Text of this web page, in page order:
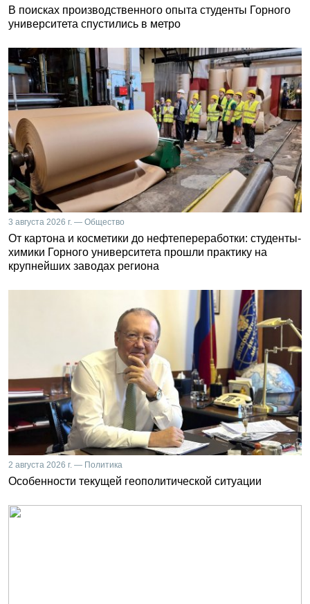
В поисках производственного опыта студенты Горного
университета спустились в метро
3 августа 2026 г. — Общество
От картона и косметики до нефтепереработки: студенты-
химики Горного университета прошли практику на
крупнейших заводах региона
2 августа 2026 г. — Политика
Особенности текущей геополитической ситуации